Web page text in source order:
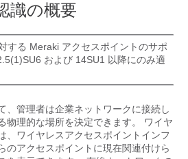
識の概要
する Meraki アクセスポイントのサポ
および 14SU1 以降にのみ適
、管理者は企業ネットワークに接続し
物理的な場所を決定できます。 ワイヤ
、ワイヤレスアクセスポイントインフ
のアクセスポイントに現在関連付けら